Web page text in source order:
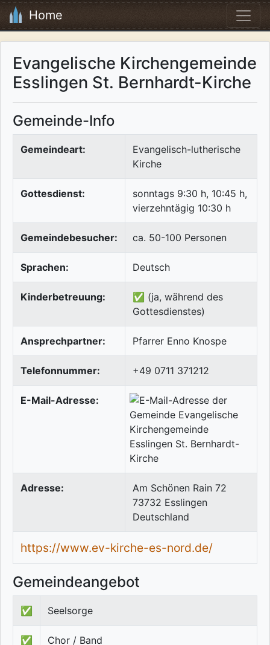
Home
Evangelische Kirchengemeinde
Esslingen St. Bernhardt-Kirche
Gemeinde-Info
Gemeindeart:
Evangelisch-lutherische
Kirche
Gottesdienst:
sonntags 9:30 h, 10:45 h,
vierzehntägig 10:30 h
Gemeindebesucher: ca. 50-100 Personen
Sprachen: Deutsch
Kinderbetreuung:
✅ (ja, während des
Gottesdienstes)
Ansprechpartner: Pfarrer Enno Knospe
Telefonnummer: +49 0711 371212
E-Mail-Adresse:
Adresse:
Am Schönen Rain 72
73732 Esslingen
Deutschland
https://www.ev-kirche-es-nord.de/
Gemeindeangebot
✅ Seelsorge
✅ Chor / Band